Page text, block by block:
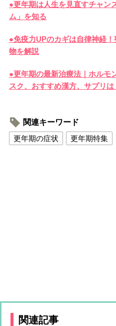
●更年期は人生を見直すチャン
ム」を知る
●免疫力UPのカギは自律神経
物を解説
●更年期の最新治療法｜ホルモ
スク、おすすめ漢方、サプリは
関連キーワード
更年期の症状
更年期特集
関連記事